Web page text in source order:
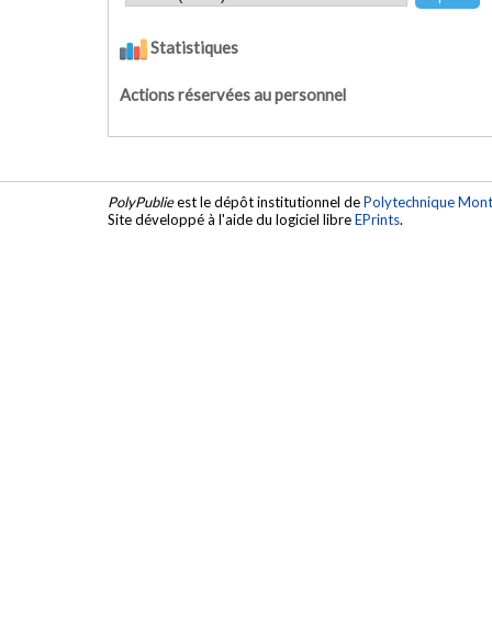
Statistiques
Actions réservées au personnel
PolyPublieest le dépôt institutionnel dePolytechnique
Site développé à l'aide du logiciel libreEPrints.